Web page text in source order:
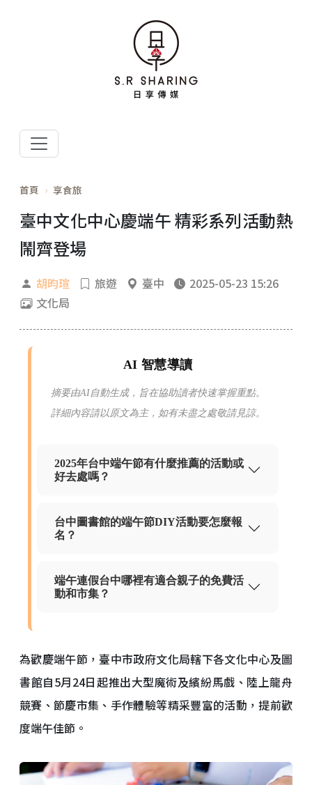
首頁 享食旅
臺中文化中心慶端午 精彩系列活動熱
鬧齊登場
胡昀瑄 旅遊 臺中
2025-05-23 15:26
文化局
AI 智慧導讀
摘要由AI自動生成，旨在協助讀者快速掌握重點。
詳細內容請以原文為主，如有未盡之處敬請見諒。
2025年台中端午節有什麼推薦的活動或
好去處嗎？
台中圖書館的端午節DIY活動要怎麼報
名？
端午連假台中哪裡有適合親子的免費活
動和市集？
為歡慶端午節，臺中市政府文化局轄下各文化中心及圖
書館自5月24日起推出大型魔術及繽紛馬戲、陸上龍舟
競賽、節慶市集、手作體驗等精采豐富的活動，提前歡
度端午佳節。